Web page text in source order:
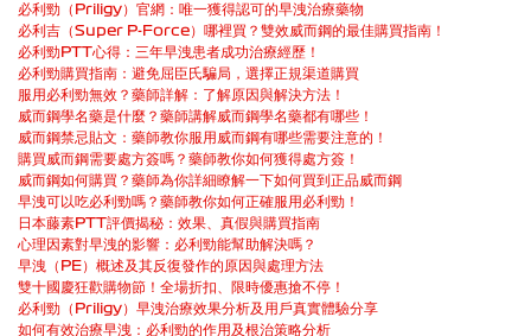
必利勁（Priligy）官網：唯一獲得認可的早洩治療藥物
必利吉（Super P-Force）哪裡買？雙效威而鋼的最佳購買指南！
必利勁PTT心得：三年早洩患者成功治療經歷！
必利勁購買指南：避免屈臣氏騙局，選擇正規渠道購買
服用必利勁無效？藥師詳解：了解原因與解決方法！
威而鋼學名藥是什麼？藥師講解威而鋼學名藥都有哪些！
威而鋼禁忌貼文：藥師教你服用威而鋼有哪些需要注意的！
購買威而鋼需要處方簽嗎？藥師教你如何獲得處方簽！
威而鋼如何購買？藥師為你詳細瞭解一下如何買到正品威而鋼
早洩可以吃必利勁嗎？藥師教你如何正確服用必利勁！
日本藤素PTT評價揭秘：效果、真假與購買指南
心理因素對早洩的影響：必利勁能幫助解決嗎？
早洩（PE）概述及其反復發作的原因與處理方法
雙十國慶狂歡購物節！全場折扣、限時優惠搶不停！
必利勁（Priligy）早洩治療效果分析及用戶真實體驗分享
如何有效治療早洩：必利勁的作用及根治策略分析